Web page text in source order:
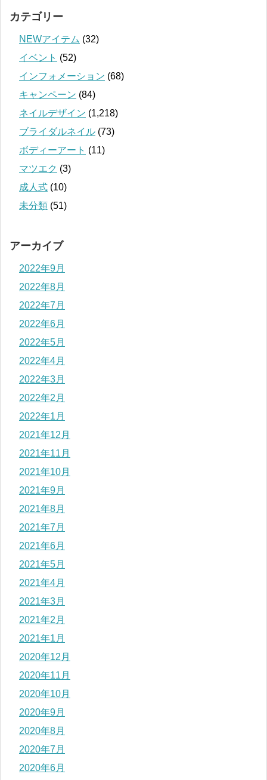
カテゴリー
NEWアイテム (32)
イベント (52)
インフォメーション (68)
キャンペーン (84)
ネイルデザイン (1,218)
ブライダルネイル (73)
ボディーアート (11)
マツエク (3)
成人式 (10)
未分類 (51)
アーカイブ
2022年9月
2022年8月
2022年7月
2022年6月
2022年5月
2022年4月
2022年3月
2022年2月
2022年1月
2021年12月
2021年11月
2021年10月
2021年9月
2021年8月
2021年7月
2021年6月
2021年5月
2021年4月
2021年3月
2021年2月
2021年1月
2020年12月
2020年11月
2020年10月
2020年9月
2020年8月
2020年7月
2020年6月